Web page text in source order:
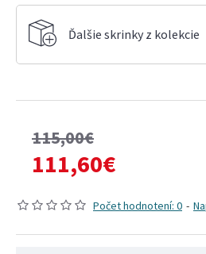
Ďalšie skrinky z kolekcie
Počet hodnotení: 0 -
115,00€
111,60€